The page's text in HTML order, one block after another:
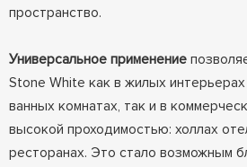
пространство.
Универсальное применение
Stone White как в жилых
ванных комнатах, так и в
высокой проходимостью: холлах
ресторанах. Это стало возможным